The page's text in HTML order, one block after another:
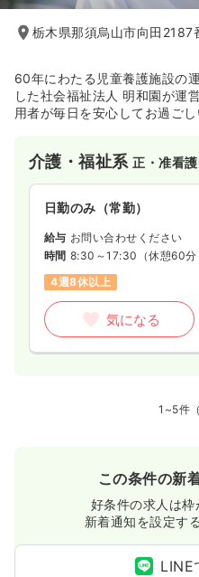
栃木県那須烏山市向田2187
60年にわたる児童養護施設の
した社会福祉法人 明和園が運
用者が毎日を安心してお過ご
介護・福祉系正・准看
日勤のみ（常勤）
給与 お問い合わせください
時間 8:30～17:30 （休憩60分
4週8休以上
気になる
1~5件
この条件の新
好条件の求人は
新着通知を設定す
LINE